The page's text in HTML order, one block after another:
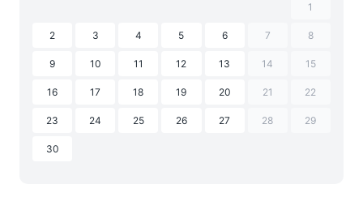
1
2 3 4 5 6 7 8
9 10 11 12 13 14 15
16 17 18 19 20 21 22
23 24 25 26 27 28 29
30